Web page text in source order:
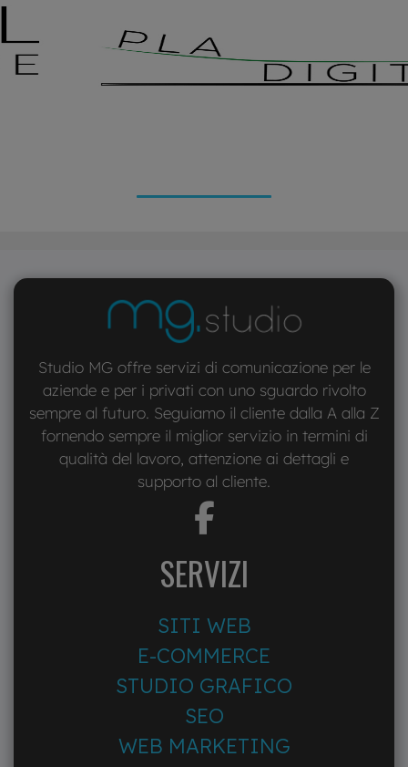
Studio MG offre servizi di comunicazione per le
aziende e per i privati con uno sguardo rivolto
sempre al futuro. Seguiamo il cliente dalla A alla Z
fornendo sempre il miglior servizio in termini di
qualità del lavoro, attenzione ai dettagli e
supporto al cliente.
fab
f
SERVIZI
SITI WEB
E-COMMERCE
STUDIO GRAFICO
SEO
WEB MARKETING